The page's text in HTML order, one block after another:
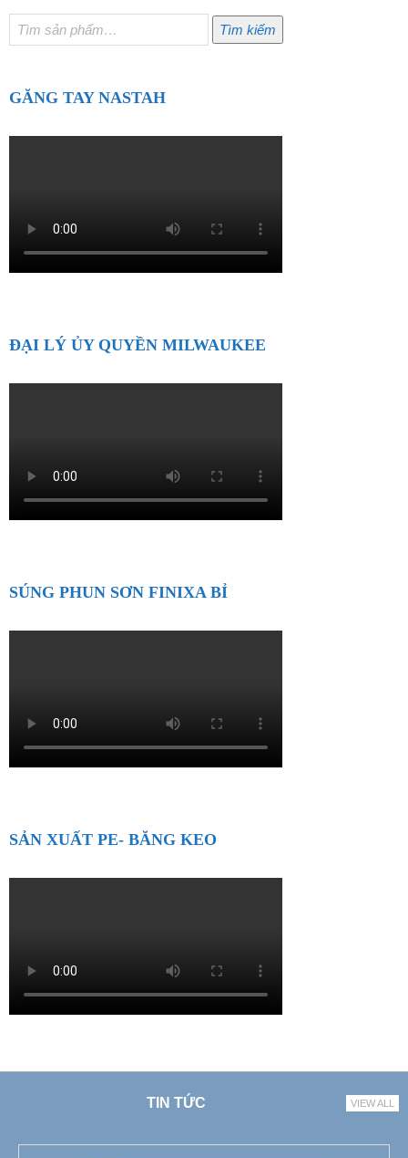
Tìm
kiếm:
Tìm kiếm
GĂNG TAY NASTAH
ĐẠI LÝ ỦY QUYỀN MILWAUKEE
SÚNG PHUN SƠN FINIXA BỈ
SẢN XUẤT PE- BĂNG KEO
TIN TỨC VIEW ALL